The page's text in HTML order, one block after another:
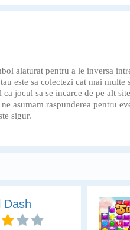
alaturat pentru a le inversa
este sa colectezi cat mai
jocul sa se incarce de pe alt
asumam raspunderea pentru
sigur.
Dash